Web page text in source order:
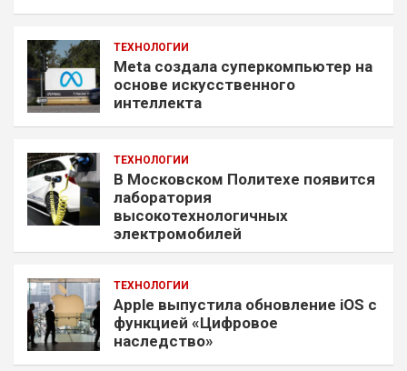
ТЕХНОЛОГИИ
Meta создала суперкомпьютер на
основе искусственного
интеллекта
ТЕХНОЛОГИИ
В Московском Политехе появится
лаборатория
высокотехнологичных
электромобилей
ТЕХНОЛОГИИ
Apple выпустила обновление iOS с
функцией «Цифровое
наследство»